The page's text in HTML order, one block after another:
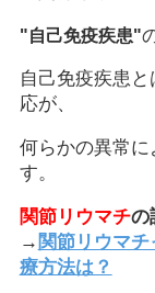
"自己免疫疾患"
自己免疫疾患
応が、
何らかの異常
す。
関節リウマチの
→ 関節リウマ
療方法は？